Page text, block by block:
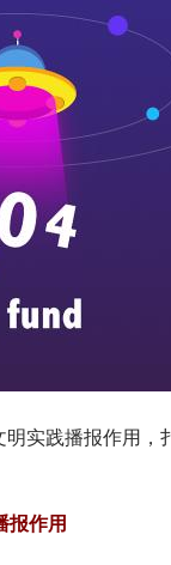
实践播报作用，
报作用